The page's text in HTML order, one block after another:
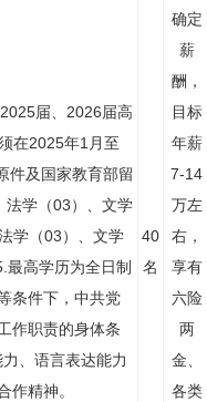
届、2026届高
在2025年1月至
件及国家教育部留
法学（03）、文学
学（03）、文学
最高学历为全日制
条件下，中共党
作职责的身体条
、语言表达能力
作精神。
40
名
确定
薪
酬，
目标
年薪
7-14
万左
右，
享有
六险
两
金、
各类